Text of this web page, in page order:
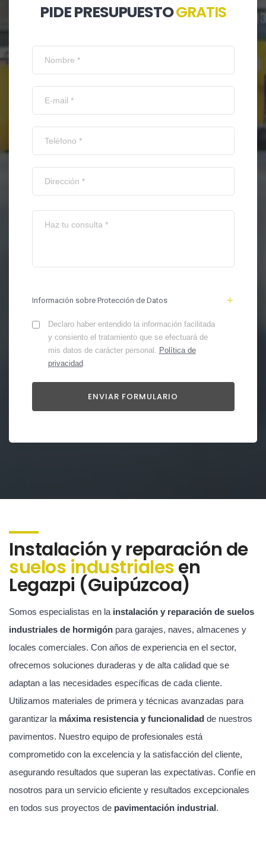
PIDE PRESUPUESTOGRATIS
Información sobre Protección de Datos
Declaro haber entendido la información facilitada
y consiento el tratamiento que se efectuará de
mis datos de carácter personal. Política de
privacidad.
Instalación y reparación de
suelos industrialesen
Legazpi (Guipúzcoa)
Somos especialistas en la instalación y reparación de suelos
industriales de hormigón para garajes, naves, almacenes y
locales comerciales. Con años de experiencia en el sector,
ofrecemos soluciones duraderas y de alta calidad que se
adaptan a las necesidades específicas de cada cliente.
Utilizamos materiales de primera y técnicas avanzadas para
garantizar la máxima resistencia y funcionalidad de nuestros
pavimentos. Nuestro equipo de profesionales está
comprometido con la excelencia y la satisfacción del cliente,
asegurando resultados que superan las expectativas. Confíe en
nosotros para un servicio eficiente y resultados excepcionales
en todos sus proyectos de pavimentación industrial.